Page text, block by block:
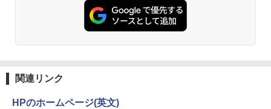
【送料無料】
￥11,572
3
￥5,990
￥250
ET ラベルレス ×8本
￥832
関連リンク
HPのホームページ(英文)